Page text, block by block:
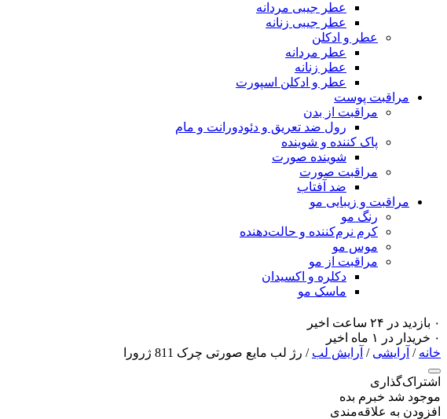
عطر جیبی مردانه
عطر جیبی زنانه
عطر و ادکلن
عطر مردانه
عطر زنانه
عطر و ادکلن اسپورت
مراقبت پوست
مراقبت از بدن
رول ضد تعریق و دئودورانت و مام
پاک کننده و شوینده
شوینده صورت
مراقبت صورت
ضد آفتاب
مراقبت و زیبایی مو
رنگ مو
کرم نرم‌کننده و حالت‌دهنده
موس مو
مراقبت از مو
دکلره و اکسیدان
ماسک مو
۰ بازدید در ۲۴ ساعت اخیر
۰ خریدار در ۱ ماه اخیر
خانه / آرایشی / آرایش لب / رژ لب مایع صورتی چرک 811 ژرورا
اشتراک‌گذاری
موجود شد خبرم بده
افزودن به علاقه‌مندی